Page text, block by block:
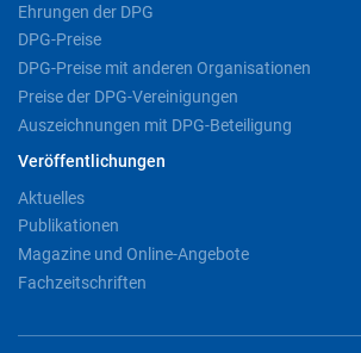
Ehrungen der DPG
DPG-Preise
DPG-Preise mit anderen Organisationen
Preise der DPG-Vereinigungen
Auszeichnungen mit DPG-Beteiligung
Veröffentlichungen
Aktuelles
Publikationen
Magazine und Online-Angebote
Fachzeitschriften